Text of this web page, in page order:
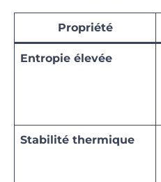
Propriété
Entropie élevée
Stabilité thermique